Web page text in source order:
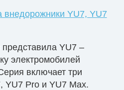
внедорожники YU7, YU7
YU7 –
электромобилей
включает три
YU7 Pro и YU7 Max.